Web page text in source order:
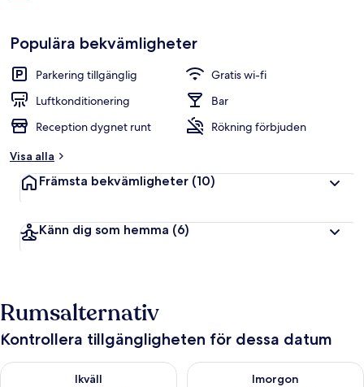
Populära bekvämligheter
Parkering tillgänglig
Gratis wi-fi
Luftkonditionering
Bar
Reception dygnet runt
Rökning förbjuden
Visa alla
Främsta bekvämligheter (10)
Känn dig som hemma (6)
Rumsalternativ
Kontrollera tillgängligheten för dessa datum
Ikväll
Kontrollera tillgängligheten för ikväll aug. 7 - aug. 8
Imorgon
Kontrollera tillgängligheten